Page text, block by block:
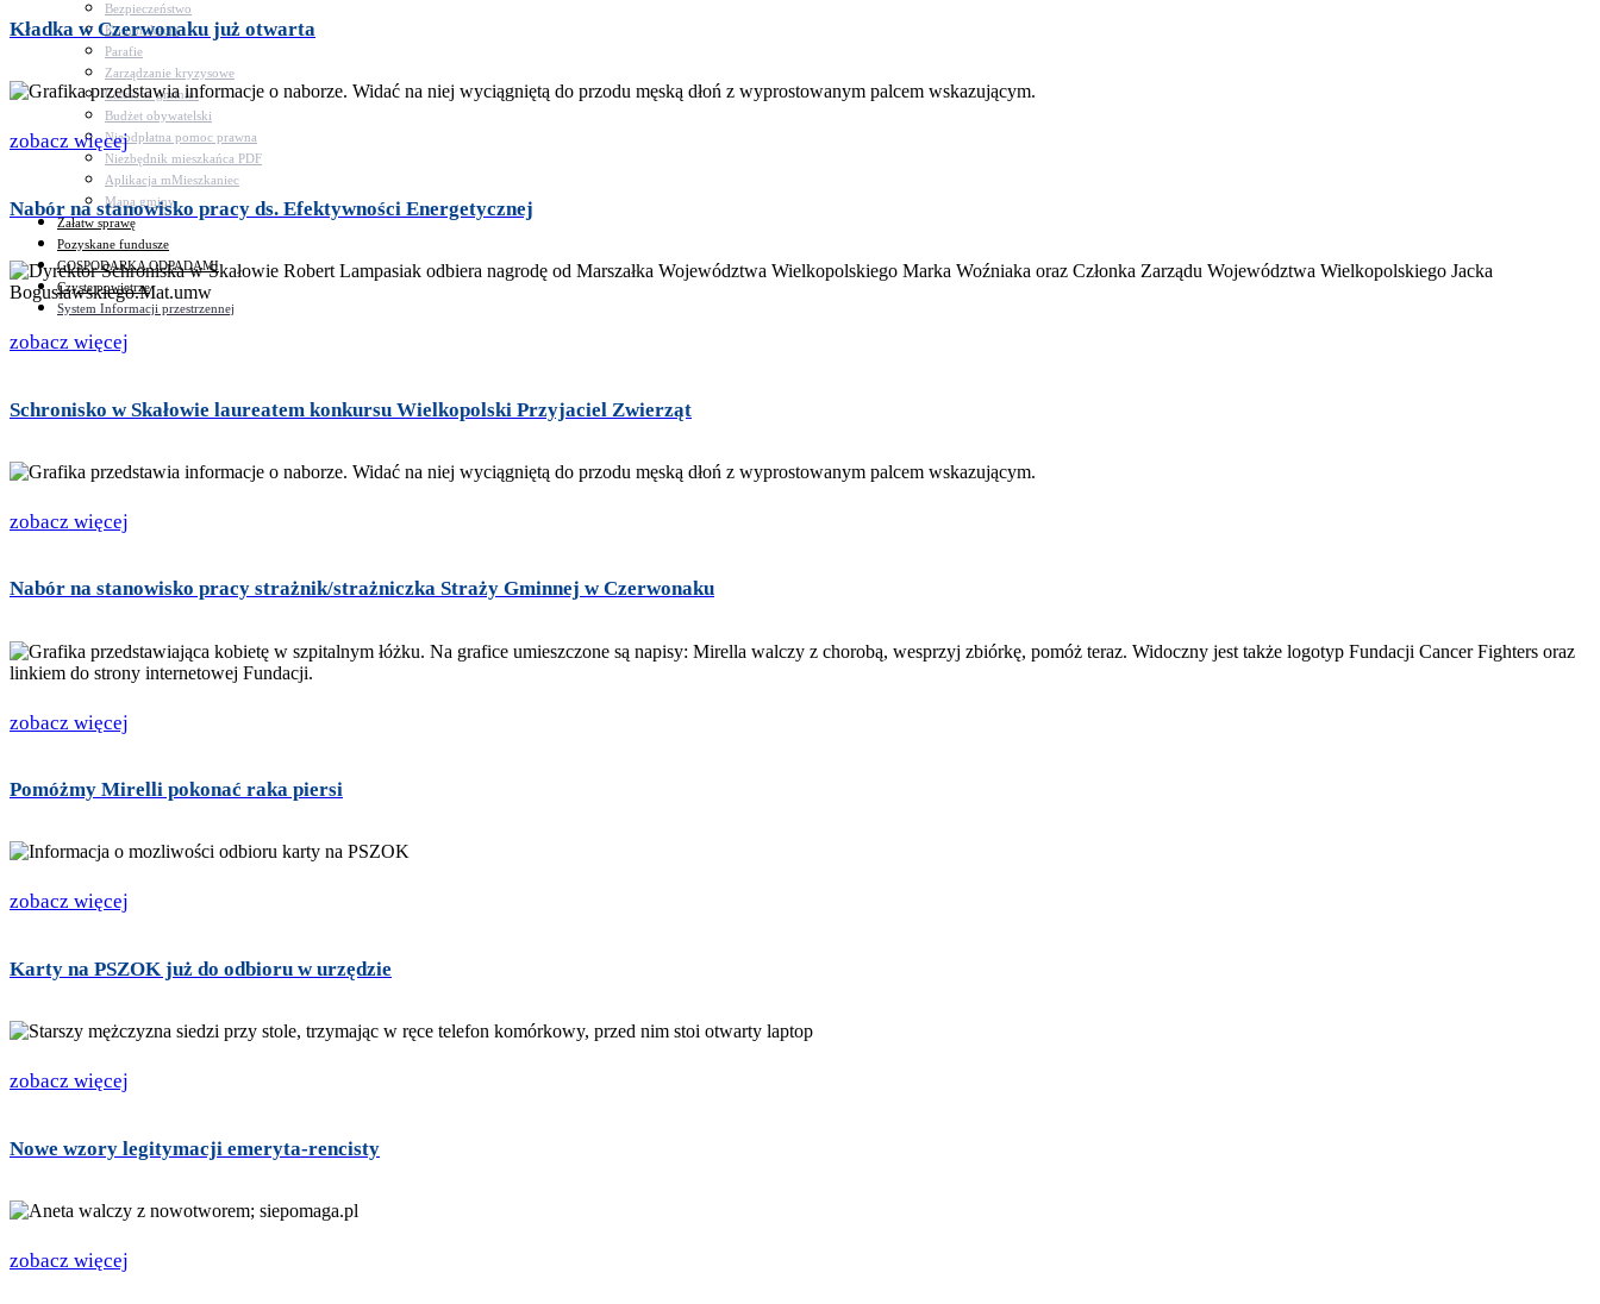
Bezpieczeństwo
Komunikacja
Parafie
Zarządzanie kryzysowe
C.ześć w gminie!
Budżet obywatelski
Nieodpłatna pomoc prawna
Niezbędnik mieszkańca PDF
Aplikacja mMieszkaniec
Mapa gminy
Załatw sprawę
Pozyskane fundusze
GOSPODARKA ODPADAMI
Czyste powietrze
System Informacji przestrzennej
Kładka w Czerwonaku już otwarta
zobacz więcej
Nabór na stanowisko pracy ds. Efektywności Energetycznej
zobacz więcej
Schronisko w Skałowie laureatem konkursu Wielkopolski Przyjaciel Zwierząt
zobacz więcej
Nabór na stanowisko pracy strażnik/strażniczka Straży Gminnej w Czerwonaku
zobacz więcej
Pomóżmy Mirelli pokonać raka piersi
zobacz więcej
Karty na PSZOK już do odbioru w urzędzie
zobacz więcej
Nowe wzory legitymacji emeryta-rencisty
zobacz więcej